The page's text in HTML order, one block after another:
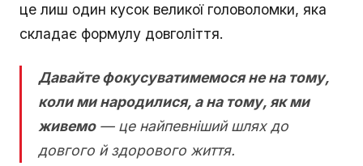
це лиш один кусок великої головоломки, яка
складає формулу довголіття.
Давайте фокусуватимемося не на тому,
коли ми народилися, а на тому, як ми
живемо— це найпевніший шлях до
довгого й здорового життя.